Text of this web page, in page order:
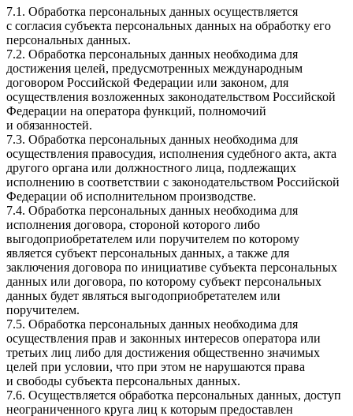
7.1. Обработка персональных данных осуществляется
с согласия субъекта персональных данных на обработку его
персональных данных.
7.2. Обработка персональных данных необходима для
достижения целей, предусмотренных международным
договором Российской Федерации или законом, для
осуществления возложенных законодательством Российской
Федерации на оператора функций, полномочий
и обязанностей.
7.3. Обработка персональных данных необходима для
осуществления правосудия, исполнения судебного акта, акта
другого органа или должностного лица, подлежащих
исполнению в соответствии с законодательством Российской
Федерации об исполнительном производстве.
7.4. Обработка персональных данных необходима для
исполнения договора, стороной которого либо
выгодоприобретателем или поручителем по которому
является субъект персональных данных, а также для
заключения договора по инициативе субъекта персональных
данных или договора, по которому субъект персональных
данных будет являться выгодоприобретателем или
поручителем.
7.5. Обработка персональных данных необходима для
осуществления прав и законных интересов оператора или
третьих лиц либо для достижения общественно значимых
целей при условии, что при этом не нарушаются права
и свободы субъекта персональных данных.
7.6. Осуществляется обработка персональных данных, доступ
неограниченного круга лиц к которым предоставлен